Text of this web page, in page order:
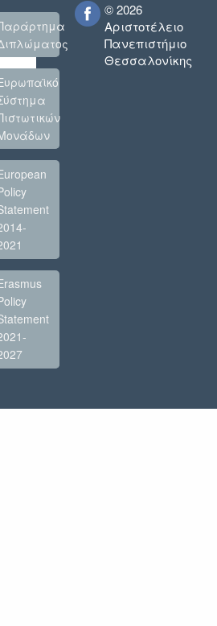
© 2026
Αριστοτέλειο
Πανεπιστήμιο
Θεσσαλονίκης